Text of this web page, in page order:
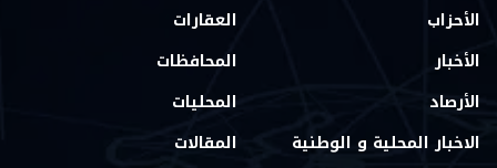
الأحزاب
الأخبار
الأرصاد
الاخبار المحلية و الوطنية
العقارات
المحافظات
المحليات
المقالات